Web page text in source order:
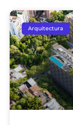
Arquitectura